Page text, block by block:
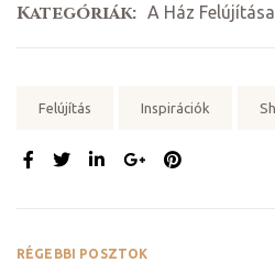
Kategóriák: A Ház Felújítása
Tags:
Felújítás Inspirációk
MEGOSZTÁS:
RÉGEBBI POSZTOK